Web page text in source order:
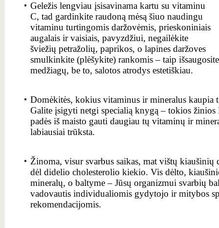
Geležis lengviau įsisavinama kartu su vitaminu
C, tad gardinkite raudoną mėsą šiuo naudingu
vitaminu turtingomis daržovėmis, prieskoniniais
augalais ir vaisiais, pavyzdžiui, negailėkite
šviežių petražolių, paprikos, o lapines daržoves
smulkinkite (plėšykite) rankomis – taip
medžiagų, be to, salotos atrodys estetiškiau.
Domėkitės, kokius vitaminus ir mineralus kaupia
Galite įsigyti netgi specialią knygą – tokios
padės iš maisto gauti daugiau tų vitaminų ir
labiausiai trūksta.
Žinoma, visur svarbus saikas, mat vištų kiaušinių
dėl didelio cholesterolio kiekio. Vis dėlto,
mineralų, o baltyme – Jūsų organizmui svarbių
vadovautis individualiomis gydytojo ir mitybos
rekomendacijomis.